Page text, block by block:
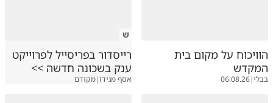
הוויכוח על מקום בית
המקדש
בבלי|
06.08.26
ש
רייסדור בפריסייל לפרוייקט
ענק בשכונה חדשה >>
אסף מגידו|מקודם